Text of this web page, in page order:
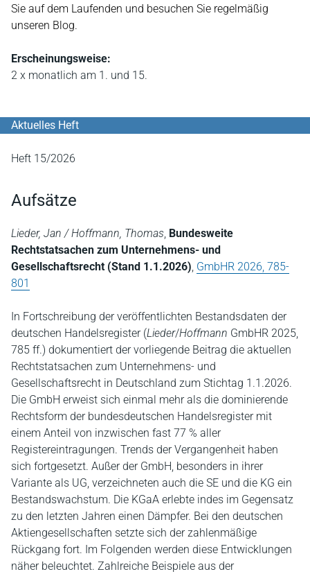
Sie auf dem Laufenden und besuchen Sie regelmäßig
unseren Blog.
Erscheinungsweise:
2 x monatlich am 1. und 15.
Aktuelles Heft
Heft 15/2026
Aufsätze
Lieder, Jan / Hoffmann, Thomas, Bundesweite
Rechtstatsachen zum Unternehmens- und
Gesellschaftsrecht (Stand 1.1.2026), GmbHR 2026, 785-
801
In Fortschreibung der veröffentlichten Bestandsdaten der
deutschen Handelsregister (Lieder/Hoffmann GmbHR 2025,
785 ff.) dokumentiert der vorliegende Beitrag die aktuellen
Rechtstatsachen zum Unternehmens- und
Gesellschaftsrecht in Deutschland zum Stichtag 1.1.2026.
Die GmbH erweist sich einmal mehr als die dominierende
Rechtsform der bundesdeutschen Handelsregister mit
einem Anteil von inzwischen fast 77 % aller
Registereintragungen. Trends der Vergangenheit haben
sich fortgesetzt. Außer der GmbH, besonders in ihrer
Variante als UG, verzeichneten auch die SE und die KG ein
Bestandswachstum. Die KGaA erlebte indes im Gegensatz
zu den letzten Jahren einen Dämpfer. Bei den deutschen
Aktiengesellschaften setzte sich der zahlenmäßige
Rückgang fort. Im Folgenden werden diese Entwicklungen
näher beleuchtet. Zahlreiche Beispiele aus der